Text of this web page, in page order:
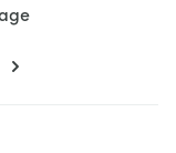
la page